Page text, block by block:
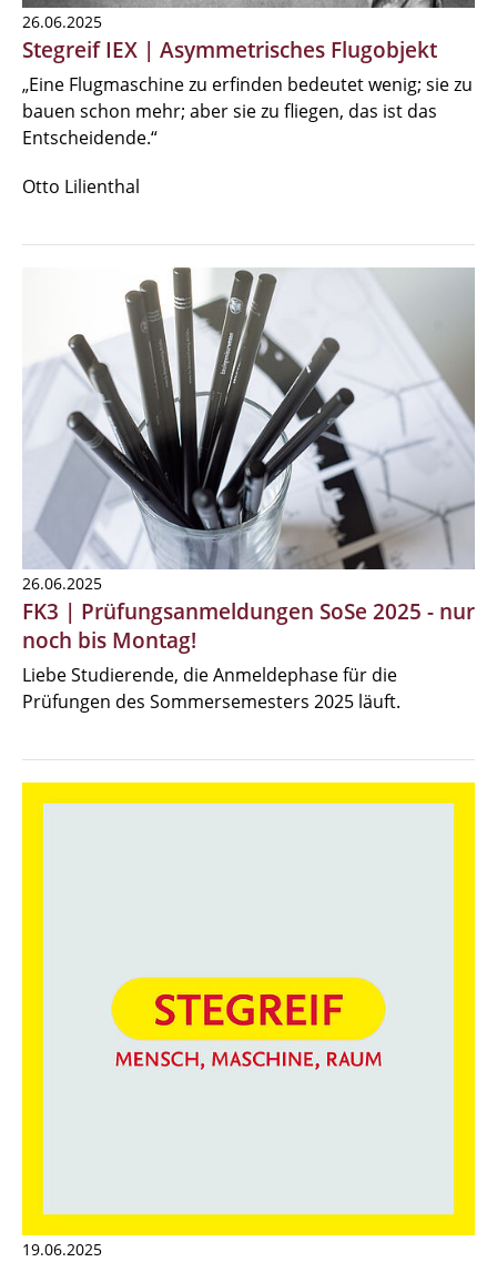
26.06.2025
Stegreif IEX | Asymmetrisches Flugobjekt
„Eine Flugmaschine zu erfinden bedeutet wenig; sie zu
bauen schon mehr; aber sie zu fliegen, das ist das
Entscheidende.“
Otto Lilienthal
26.06.2025
FK3 | Prüfungsanmeldungen SoSe 2025 - nur
noch bis Montag!
Liebe Studierende, die Anmeldephase für die
Prüfungen des Sommersemesters 2025 läuft.
19.06.2025